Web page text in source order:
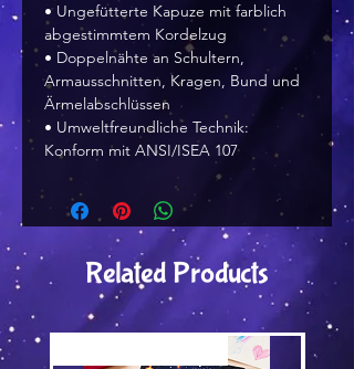
• Ungefütterte Kapuze mit farblich
abgestimmtem Kordelzug
• Doppelnähte an Schultern,
Armausschnitten, Kragen, Bund und
Ärmelabschlüssen
• Umweltfreundliche Technik:
Konform mit ANSI/ISEA 107
Related Products